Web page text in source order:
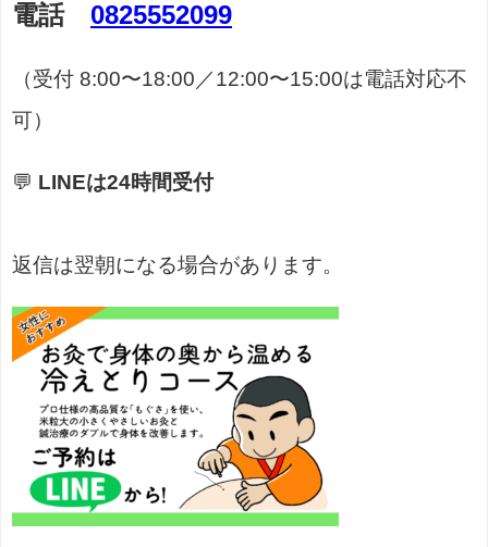
電話 0825552099
（受付 8:00〜18:00／12:00〜15:00は電話対応不
可）
💬 LINEは24時間受付
返信は翌朝になる場合があります。